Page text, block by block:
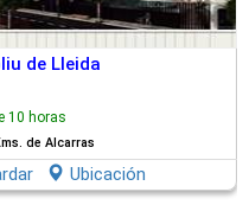
de Lleida
10 horas
de Alcarras
Ubicación